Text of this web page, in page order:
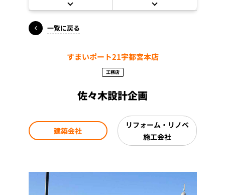
一覧に戻る
すまいポート21宇都宮本店
工務店
佐々木設計企画
建築会社
リフォーム・リノベ
施工会社